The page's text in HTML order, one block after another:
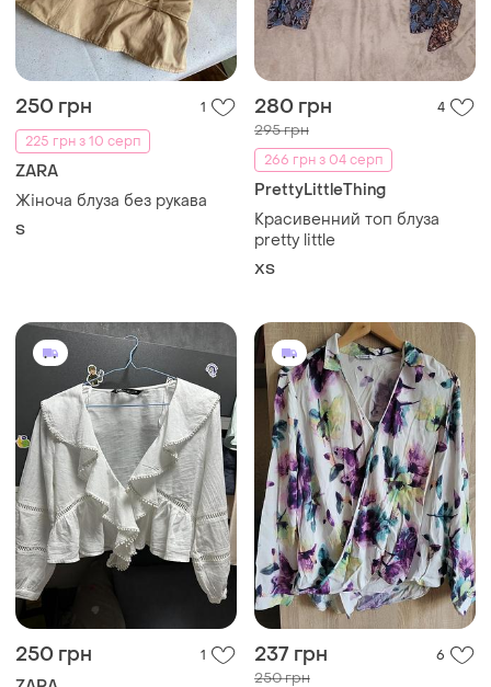
250 грн
1
225 грн з 10 серп
ZARA
Жіноча блуза без рукава
S
280 грн 4
295 грн
266 грн з 04 серп
PrettyLittleThing
Красивенний топ блуза
pretty little
ХS
250 грн 1 237 грн 6
250 грн